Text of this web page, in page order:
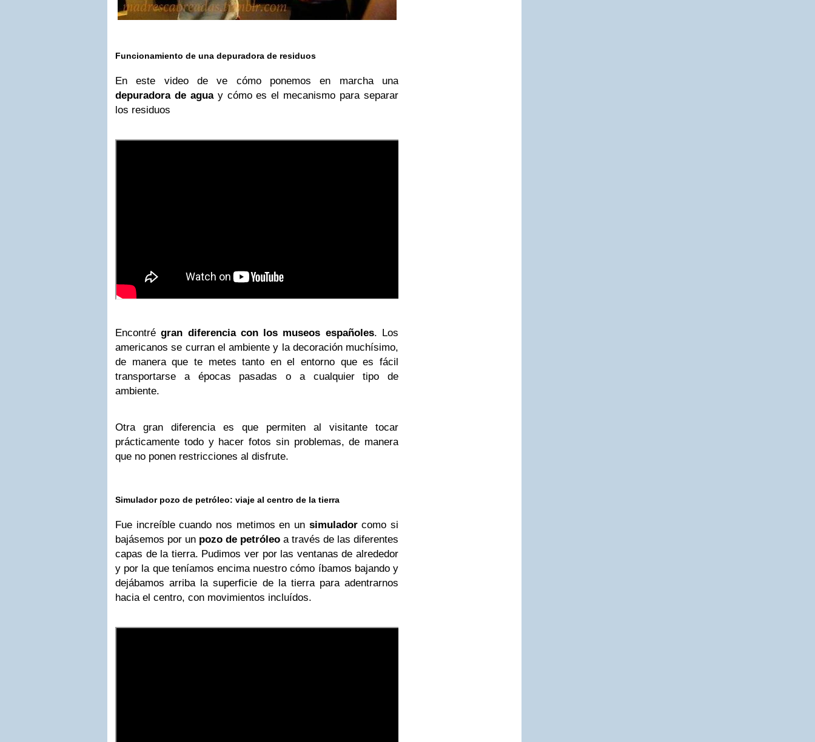
Funcionamiento de una depuradora de residuos
En este video de ve cómo ponemos en marcha una
depuradora de aguay cómo es el mecanismo para separar
los residuos
Encontrégran diferencia con los museos españoles. Los
americanos se curran el ambiente y la decoración muchísimo,
de manera que te metes tanto en el entorno que es fácil
transportarse a épocas pasadas o a cualquier tipo de
ambiente.
Otra gran diferencia es que permiten al visitante tocar
prácticamente todo y hacer fotos sin problemas, de manera
que no ponen restricciones al disfrute.
Simulador pozo de petróleo: viaje al centro de la tierra
Fue increíble cuando nos metimos en un simuladorcomo si
bajásemos por un pozo de petróleo a través de las diferentes
capas de la tierra. Pudimos ver por las ventanas de alrededor
y por la que teníamos encima nuestro cómo íbamos bajando y
dejábamos arriba la superficie de la tierra para adentrarnos
hacia el centro, con movimientos incluídos.